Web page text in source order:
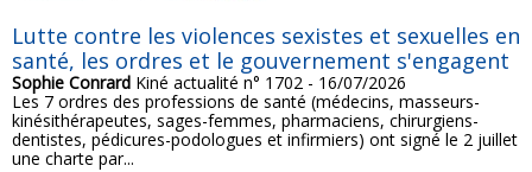
Lutte contre les violences sexistes et sexuelles en
santé, les ordres et le gouvernement s'engagent
Sophie Conrard Kiné actualité n° 1702 - 16/07/2026
Les 7 ordres des professions de santé (médecins, masseurs-
kinésithérapeutes, sages-femmes, pharmaciens, chirurgiens-
dentistes, pédicures-podologues et infirmiers) ont signé le 2 juillet
une charte par...